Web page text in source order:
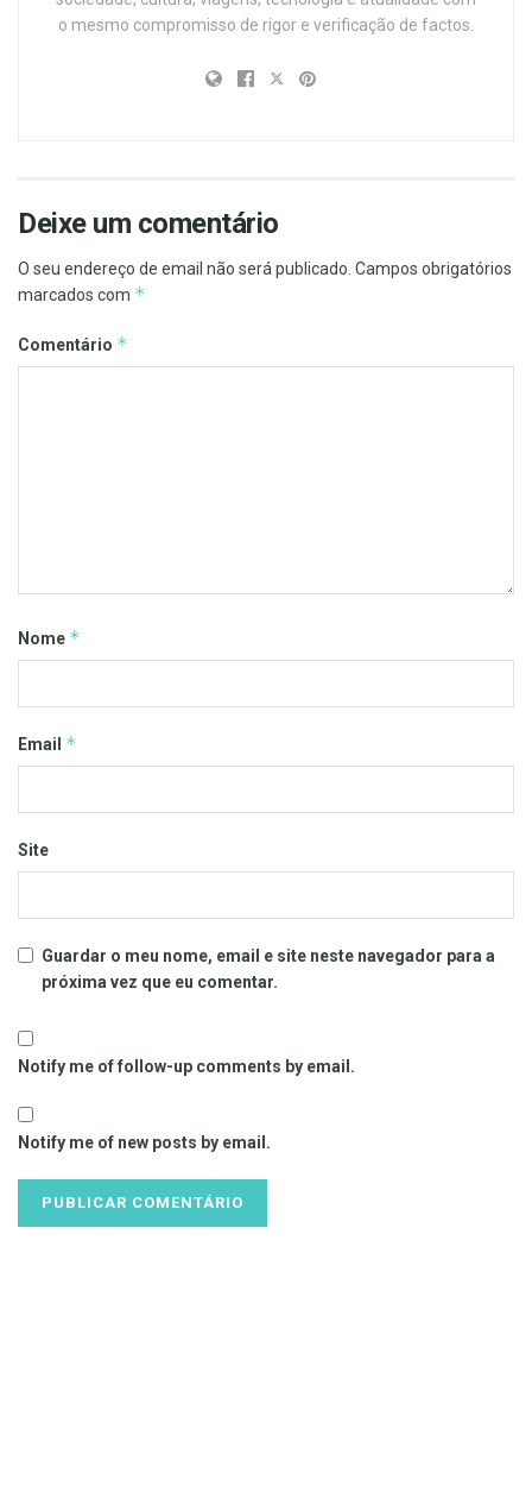
o mesmo compromisso de rigor e verificação de factos.
Deixe um comentário
O seu endereço de email não será publicado. Campos obrigatórios
marcados com *
Comentário *
Nome *
Email *
Site
Guardar o meu nome, email e site neste navegador para a
próxima vez que eu comentar.
Notify me of follow-up comments by email.
Notify me of new posts by email.